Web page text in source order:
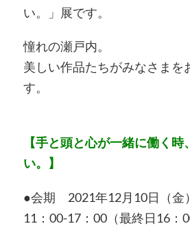
い。」展です。
憧れの瀬戸内。
美しい作品たちがみなさまを
す。
【手と頭と心が一緒に働く時
い。】
●会期 2021年12月10日（金
11：00-17：00（最終日16：